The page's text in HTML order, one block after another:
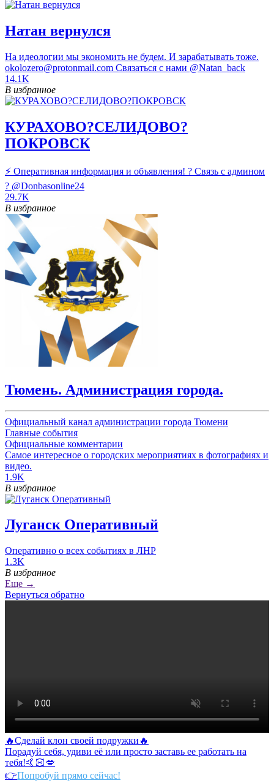
Натан вернулся
На идеологии мы экономить не будем. И зарабатывать тоже.
okolozero@protonmail.com Связаться с нами @Natan_back
14.1K
В избранное
КУРАХОВО?СЕЛИДОВО?
ПОКРОВСК
⚡ Оперативная информация и объявления! ? Связь с админом
? @Donbasonline24
29.7K
В избранное
Тюмень. Администрация города.
Официальный канал администрации города Тюмени
Главные события
Официальные комментарии
Самое интересное о городских мероприятиях в фотографиях и
видео.
1.9K
В избранное
Луганск Оперативный
Оперативно о всех событиях в ЛНР
1.3K
В избранное
Еще →
Вернуться обратно
🔥Сделай клон своей подружки🔥
Порадуй себя, удиви её или просто заставь ее работать на
тебя!🤙🏻💋
👉Попробуй прямо сейчас!